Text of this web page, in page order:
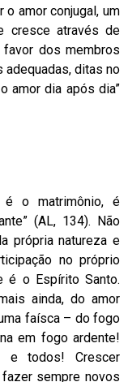
amor conjugal, um
cresce através de
dos membros
adequadas, ditas no
amor dia após dia”
é o matrimônio, é
(AL, 134). Não
própria natureza e
no próprio
é o Espírito Santo.
ainda, do amor
faísca – do fogo
em fogo ardente!
e todos! Crescer
sempre novos